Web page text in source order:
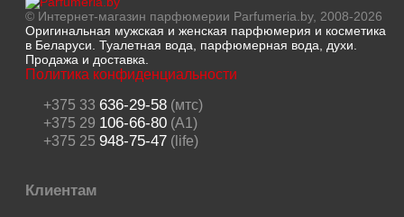
© Интернет-магазин парфюмерии Parfumeria.by, 2008-2026
Оригинальная мужская и женская парфюмерия и косметика
в Беларуси. Туалетная вода, парфюмерная вода, духи.
Продажа и доставка.
Политика конфиденциальности
+375 33 636-29-58(мтс)
+375 29 106-66-80(A1)
+375 25 948-75-47(life)
Клиентам